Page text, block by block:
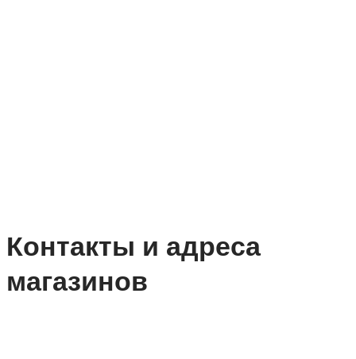
Контакты и адреса
магазинов